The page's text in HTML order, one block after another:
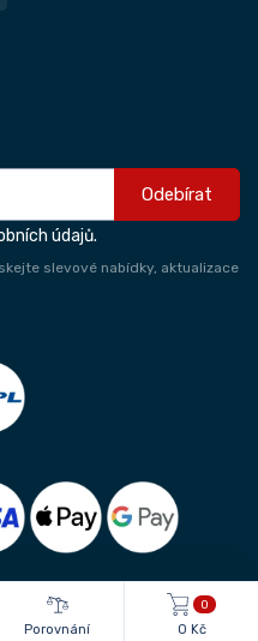
Odebírat
údajů.
slevové nabídky, aktualizace
Porovnání
0
0 Kč